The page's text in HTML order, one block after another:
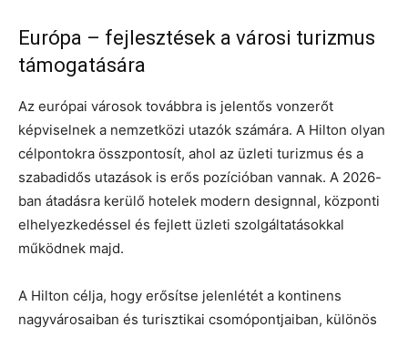
Európa – fejlesztések a városi turizmus
támogatására
Az európai városok továbbra is jelentős vonzerőt
képviselnek a nemzetközi utazók számára. A Hilton olyan
célpontokra összpontosít, ahol az üzleti turizmus és a
szabadidős utazások is erős pozícióban vannak. A 2026-
ban átadásra kerülő hotelek modern designnal, központi
elhelyezkedéssel és fejlett üzleti szolgáltatásokkal
működnek majd.
A Hilton célja, hogy erősítse jelenlétét a kontinens
nagyvárosaiban és turisztikai csomópontjaiban, különös